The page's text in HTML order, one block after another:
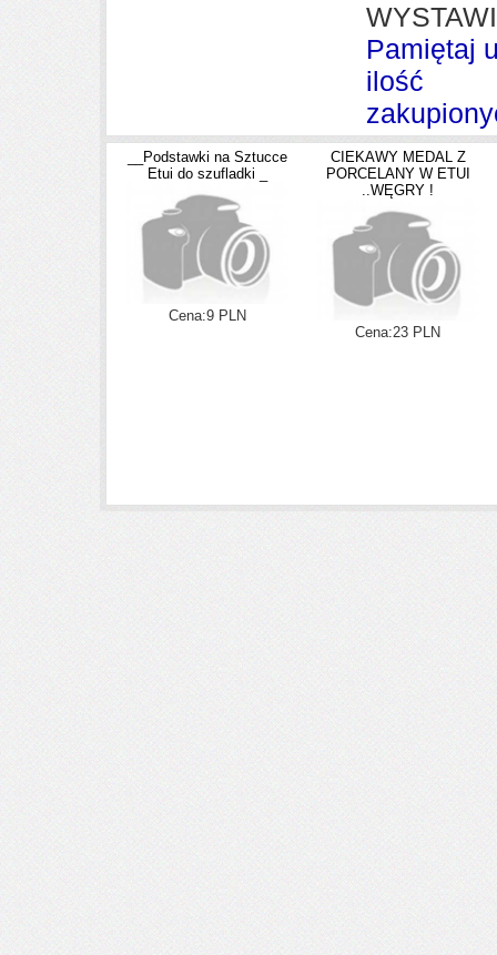
Pamiętaj
ilość
__Podstawki na Sztucce
Etui do szufladki _
Cena:9 PLN
CIEKAWY MEDAL Z
PORCELANY W ETUI
..WĘGRY !
Cena:23 PLN